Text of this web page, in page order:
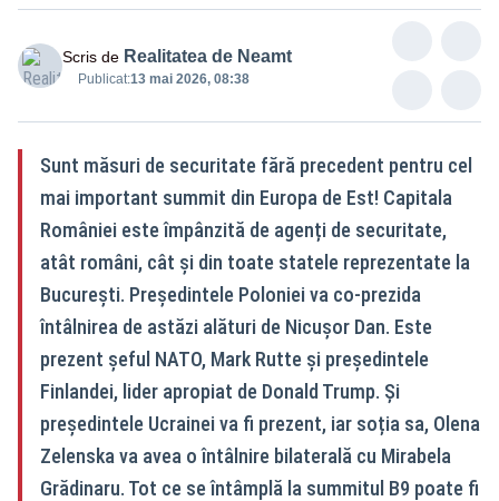
Scris de Realitatea de Neamt
Publicat:13 mai 2026, 08:38
Sunt măsuri de securitate fără precedent pentru cel
mai important summit din Europa de Est! Capitala
României este împânzită de agenți de securitate,
atât români, cât și din toate statele reprezentate la
București. Președintele Poloniei va co-prezida
întâlnirea de astăzi alături de Nicușor Dan. Este
prezent șeful NATO, Mark Rutte și președintele
Finlandei, lider apropiat de Donald Trump. Și
președintele Ucrainei va fi prezent, iar soția sa, Olena
Zelenska va avea o întâlnire bilaterală cu Mirabela
Grădinaru. Tot ce se întâmplă la summitul B9 poate fi